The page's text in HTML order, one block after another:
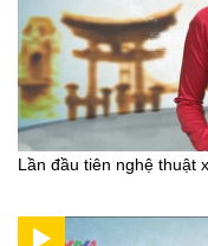
Lần đầu tiên nghệ thuật